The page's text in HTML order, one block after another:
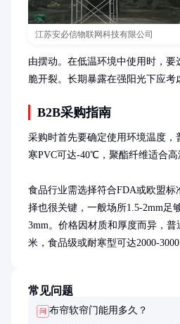
江苏安必信物联网科技有限公司
由摆动。在低温环境中使用时，
脆开裂。长期暴露在强阳光下应考
B2B采购指南
采购时首先要确定使用环境温度，
寒PVC可达-40℃，聚酯纤维适合高
食品行业需选择符合FDA或欧盟标
择也很关键，一般场所1.5-2mm足
3mm。价格因材质和厚度而异，普
米，食品级或耐寒型可达2000-3000
常见问题
问 布帘软帘门能用多久？